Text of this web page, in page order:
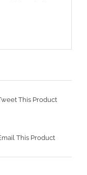
This Product
This Product